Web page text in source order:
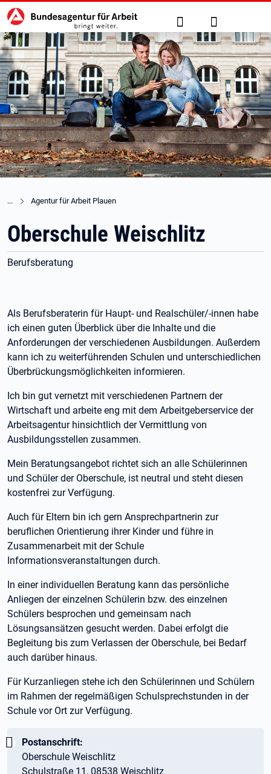
zu den Hauptinhalten springen
Hauptnavigation Suche Anmelden
Agentur für Arbeit Plauen
Oberschule Weischlitz
Berufsberatung
Als Berufsberaterin für Haupt- und Realschüler/-innen habe
ich einen guten Überblick über die Inhalte und die
Anforderungen der verschiedenen Ausbildungen. Außerdem
kann ich zu weiterführenden Schulen und unterschiedlichen
Überbrückungsmöglichkeiten informieren.
Ich bin gut vernetzt mit verschiedenen Partnern der
Wirtschaft und arbeite eng mit dem Arbeitgeberservice der
Arbeitsagentur hinsichtlich der Vermittlung von
Ausbildungsstellen zusammen.
Mein Beratungsangebot richtet sich an alle Schülerinnen
und Schüler der Oberschule, ist neutral und steht diesen
kostenfrei zur Verfügung.
Auch für Eltern bin ich gern Ansprechpartnerin zur
beruflichen Orientierung ihrer Kinder und führe in
Zusammenarbeit mit der Schule
Informationsveranstaltungen durch.
In einer individuellen Beratung kann das persönliche
Anliegen der einzelnen Schülerin bzw. des einzelnen
Schülers besprochen und gemeinsam nach
Lösungsansätzen gesucht werden. Dabei erfolgt die
Begleitung bis zum Verlassen der Oberschule, bei Bedarf
auch darüber hinaus.
Für Kurzanliegen stehe ich den Schülerinnen und Schülern
im Rahmen der regelmäßigen Schulsprechstunden in der
Schule vor Ort zur Verfügung.
Wichtig:
Postanschrift:
Oberschule Weischlitz
Schulstraße 11, 08538 Weischlitz